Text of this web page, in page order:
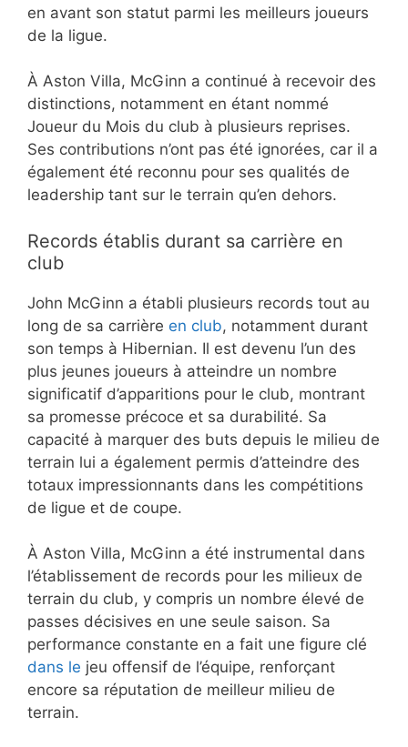
en avant son statut parmi les meilleurs joueurs
de la ligue.
À Aston Villa, McGinn a continué à recevoir des
distinctions, notamment en étant nommé
Joueur du Mois du club à plusieurs reprises.
Ses contributions n’ont pas été ignorées, car il a
également été reconnu pour ses qualités de
leadership tant sur le terrain qu’en dehors.
Records établis durant sa carrière en
club
John McGinn a établi plusieurs records tout au
long de sa carrière en club, notamment durant
son temps à Hibernian. Il est devenu l’un des
plus jeunes joueurs à atteindre un nombre
significatif d’apparitions pour le club, montrant
sa promesse précoce et sa durabilité. Sa
capacité à marquer des buts depuis le milieu de
terrain lui a également permis d’atteindre des
totaux impressionnants dans les compétitions
de ligue et de coupe.
À Aston Villa, McGinn a été instrumental dans
l’établissement de records pour les milieux de
terrain du club, y compris un nombre élevé de
passes décisives en une seule saison. Sa
performance constante en a fait une figure clé
dans le jeu offensif de l’équipe, renforçant
encore sa réputation de meilleur milieu de
terrain.